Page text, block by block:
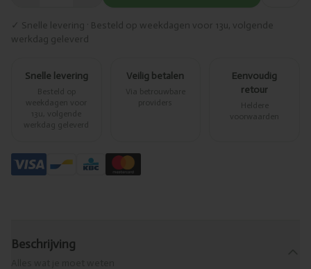
✓ Snelle levering · Besteld op weekdagen voor 13u, volgende
werkdag geleverd
Snelle levering
Besteld op
weekdagen voor
13u, volgende
werkdag geleverd
Veilig betalen
Via betrouwbare
providers
Eenvoudig
retour
Heldere
voorwaarden
Beschrijving